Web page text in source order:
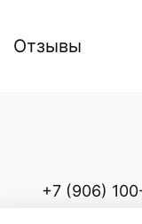
Отзывы
+7 (906)